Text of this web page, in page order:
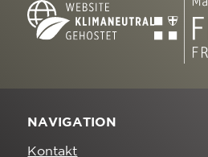
NAVIGATION
Kontakt